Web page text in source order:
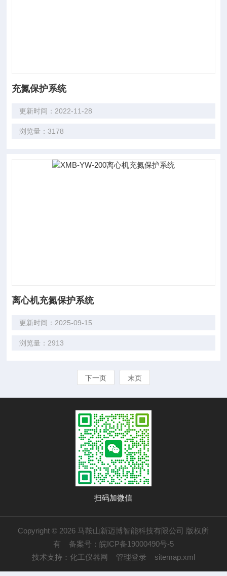
充氮保护系统
更新时间：2022-11-28
浏览量：3178
离心机充氮保护系统
更新时间：2025-09-15
浏览量：2913
下一页 末页
扫码加微信
Copyright © 2026 马鞍山新迈博智能科技有限公司 版权所
有 备案号：皖ICP备19000490号-5
技术支持： 化工仪器网 管理登录 sitemap.xml